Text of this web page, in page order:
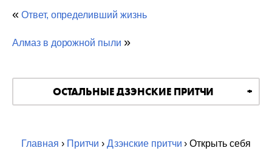
« Ответ, определивший жизнь
Алмаз в дорожной пыли »
ОСТАЛЬНЫЕ ДЗЭНСКИЕ ПРИТЧИ
Главная › Притчи ›Дзэнские притчи › Открыть себя